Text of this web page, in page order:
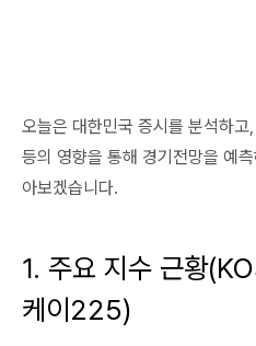
오늘은 대한민국 증시를 분석하
등의 영향을 통해 경기전망을 예
아보겠습니다.
1. 주요 지수 근황
케이225)